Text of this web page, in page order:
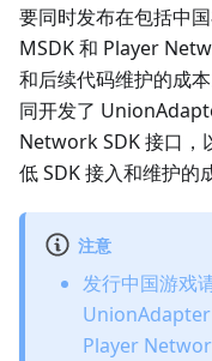
要同时发布在包括中
MSDK 和 Player
和后续代码维护的成
同开发了
Network SDK 接口，
低 SDK 接入和维护的
注意
发行中国游戏
UnionAdapter
Player